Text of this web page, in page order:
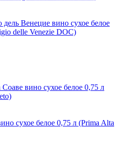
Венецие вино сухое белое
delle Venezie DOC)
сухое белое 0,75 л (Prima Alta